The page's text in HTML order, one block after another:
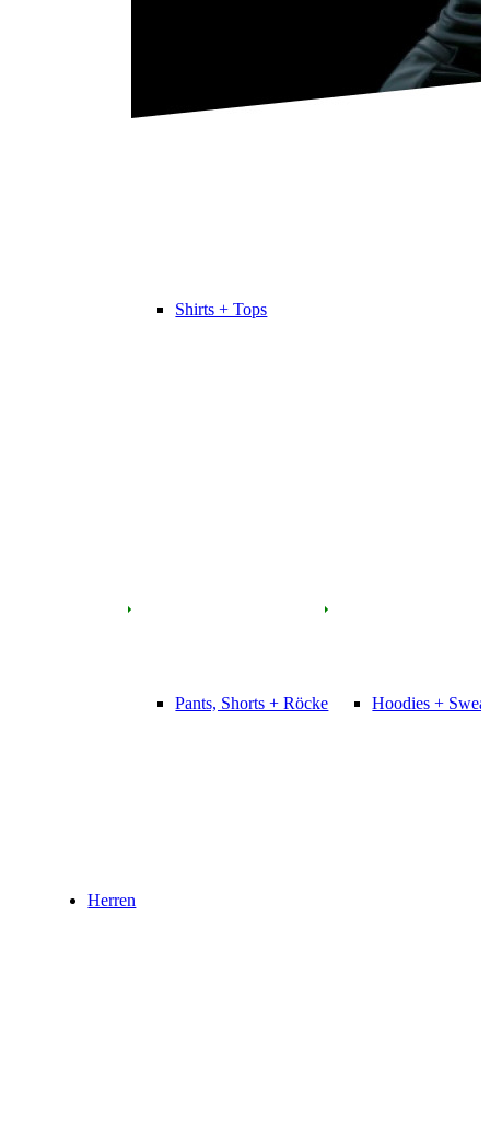
Shirts + Tops
Pants, Shorts + Röcke Hoodies +
Herren